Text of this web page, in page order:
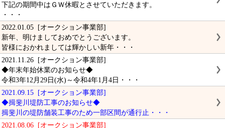
下記の期間中はＧＷ休暇とさせていただきます。
・・・
2022.01.05 [オークション事業部]
新年、明けましておめでとうございます。
皆様におかれましては輝かしい新年・・・
2021.11.26 [オークション事業部]
◆年末年始休業のお知らせ◆
令和3年12月29日(水)～令和4年1月4日・・・
2021.09.15 [オークション事業部]
◆揖斐川堤防工事のお知らせ◆
揖斐川の堤防舗装工事のため一部区間が通行止・・・
2021.08.06 [オークション事業部]